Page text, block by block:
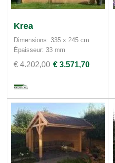
Krea
Dimensions: 335 x 245 cm
Épaisseur: 33 mm
€ 4.202,00 € 3.571,70